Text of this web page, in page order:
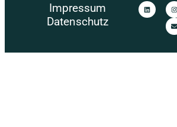
Impressum
Datenschutz